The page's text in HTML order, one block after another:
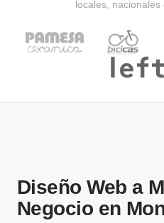
locales, nacionales
Diseño Web a
Negocio en